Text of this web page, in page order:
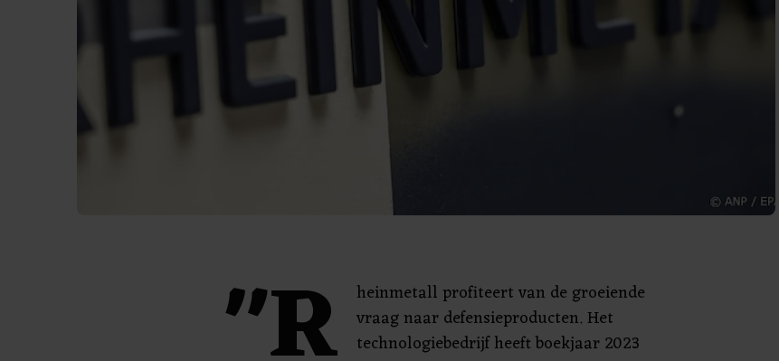
heinmetall profiteert van de groeiende
vraag naar defensieproducten. Het
technologiebedrijf heeft boekjaar 2023